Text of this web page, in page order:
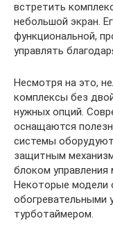
встретить
небольшой экран.
функциональной,
управлять
Несмотря на это,
комплексы без
нужных опций.
оснащаются
системы
защитным
блоком
Некоторые модели
обогревательными
турботаймером.